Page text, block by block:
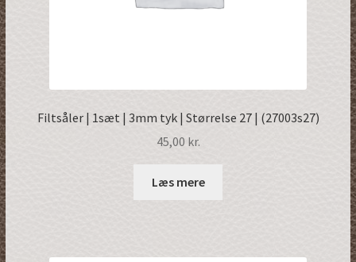
Filtsåler | 1sæt | 3mm tyk | Størrelse 27 | (27003s27)
45,00 kr.
Læs mere